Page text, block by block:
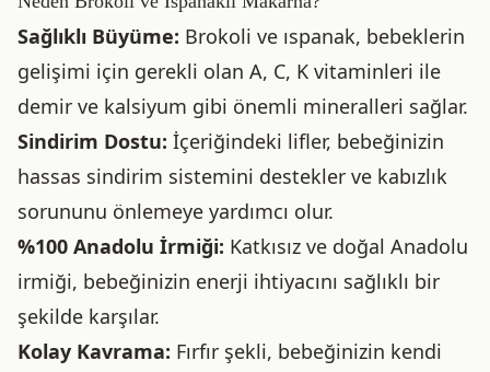
Sağlıklı Büyüme: Brokoli ve ıspanak, bebeklerin
gelişimi için gerekli olan A, C, K vitaminleri ile
demir ve kalsiyum gibi önemli mineralleri sağlar.
Sindirim Dostu: İçeriğindeki lifler, bebeğinizin
hassas sindirim sistemini destekler ve kabızlık
sorununu önlemeye yardımcı olur.
%100 Anadolu İrmiği: Katkısız ve doğal Anadolu
irmiği, bebeğinizin enerji ihtiyacını sağlıklı bir
şekilde karşılar.
Kolay Kavrama: Fırfır şekli, bebeğinizin kendi